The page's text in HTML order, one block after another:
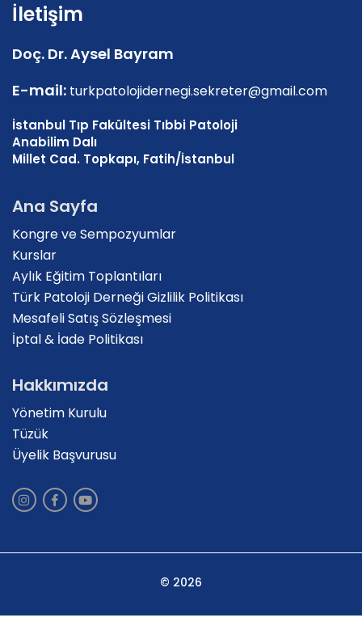
İletişim
Doç. Dr. Aysel Bayram
E-mail: turkpatolojidernegi.sekreter@gmail.com
İstanbul Tıp Fakültesi Tıbbi Patoloji
Anabilim Dalı
Millet Cad. Topkapı, Fatih/İstanbul
Ana Sayfa
Kongre ve Sempozyumlar
Kurslar
Aylık Eğitim Toplantıları
Türk Patoloji Derneği Gizlilik Politikası
Mesafeli Satış Sözleşmesi
İptal & İade Politikası
Hakkımızda
Yönetim Kurulu
Tüzük
Üyelik Başvurusu
© 2026